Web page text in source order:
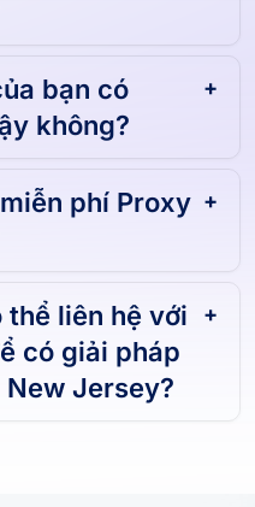
liệu của
bạn có
không?
phí Proxy
liên hệ với
có giải pháp